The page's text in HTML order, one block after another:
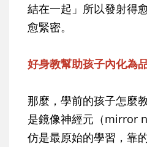
結在一起」所以發射得
愈緊密。
好身教幫助孩子內化為
那麼，學前的孩子怎麼
是鏡像神經元（mirror
仿是最原始的學習，靠